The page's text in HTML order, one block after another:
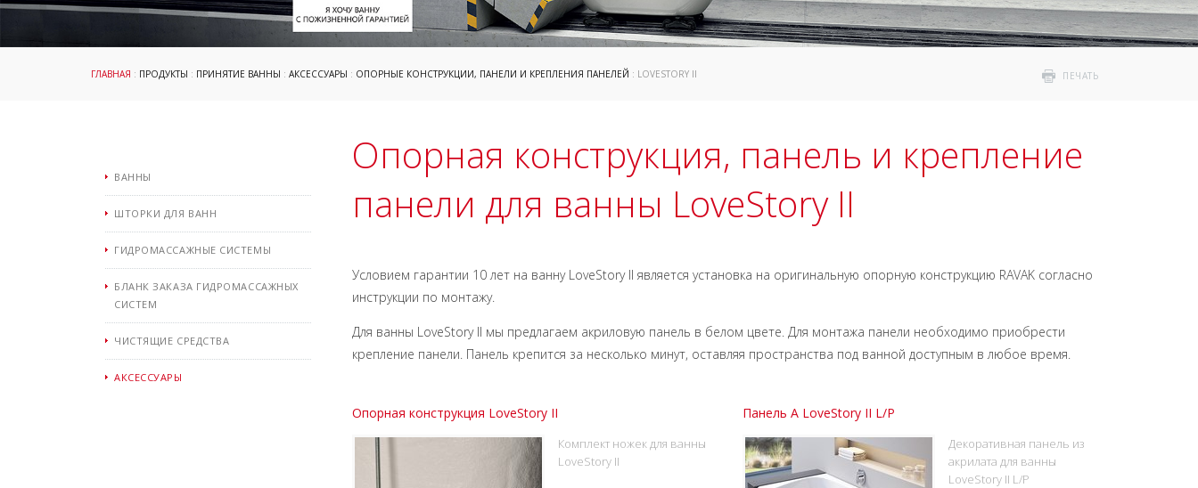
ПЕЧАТЬ
ГЛАВНАЯ : ПРОДУКТЫ : ПРИНЯТИЕ ВАННЫ : АКСЕССУАРЫ : ОПОРНЫЕ КОНСТРУКЦИИ, ПАНЕЛИ И КРЕПЛЕНИЯ ПАНЕЛЕЙ : LOVESTORY II
ВАННЫ
ШТОРКИ ДЛЯ ВАНН
ГИДРОМАССАЖНЫЕ СИСТЕМЫ
БЛАНК ЗАКАЗА ГИДРОМАССАЖНЫХ
СИСТЕМ
ЧИСТЯЩИЕ СРЕДСТВА
АКСЕССУАРЫ
Опорная конструкция, панель и крепление
панели для ванны LoveStory II
Условием гарантии 10 лет на ванну LoveStory II является установка на оригинальную опорную конструкцию RAVAK согласно
инструкции по монтажу.
Для ванны LoveStory II мы предлагаем акриловую панель в белом цвете. Для монтажа панели необходимо приобрести
крепление панели. Панель крепится за несколько минут, оставляя пространства под ванной доступным в любое время.
Опорная конструкция LoveStory II
Комплект ножек для ванны
LoveStory II
Панель A LoveStory II L/P
Декоративная панель из
акрилата для ванны
LoveStory II L/P